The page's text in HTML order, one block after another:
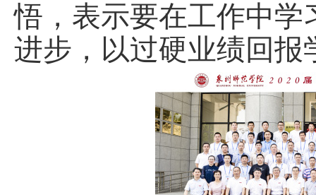
悟，表示要在工作中
进步，以过硬业绩回报